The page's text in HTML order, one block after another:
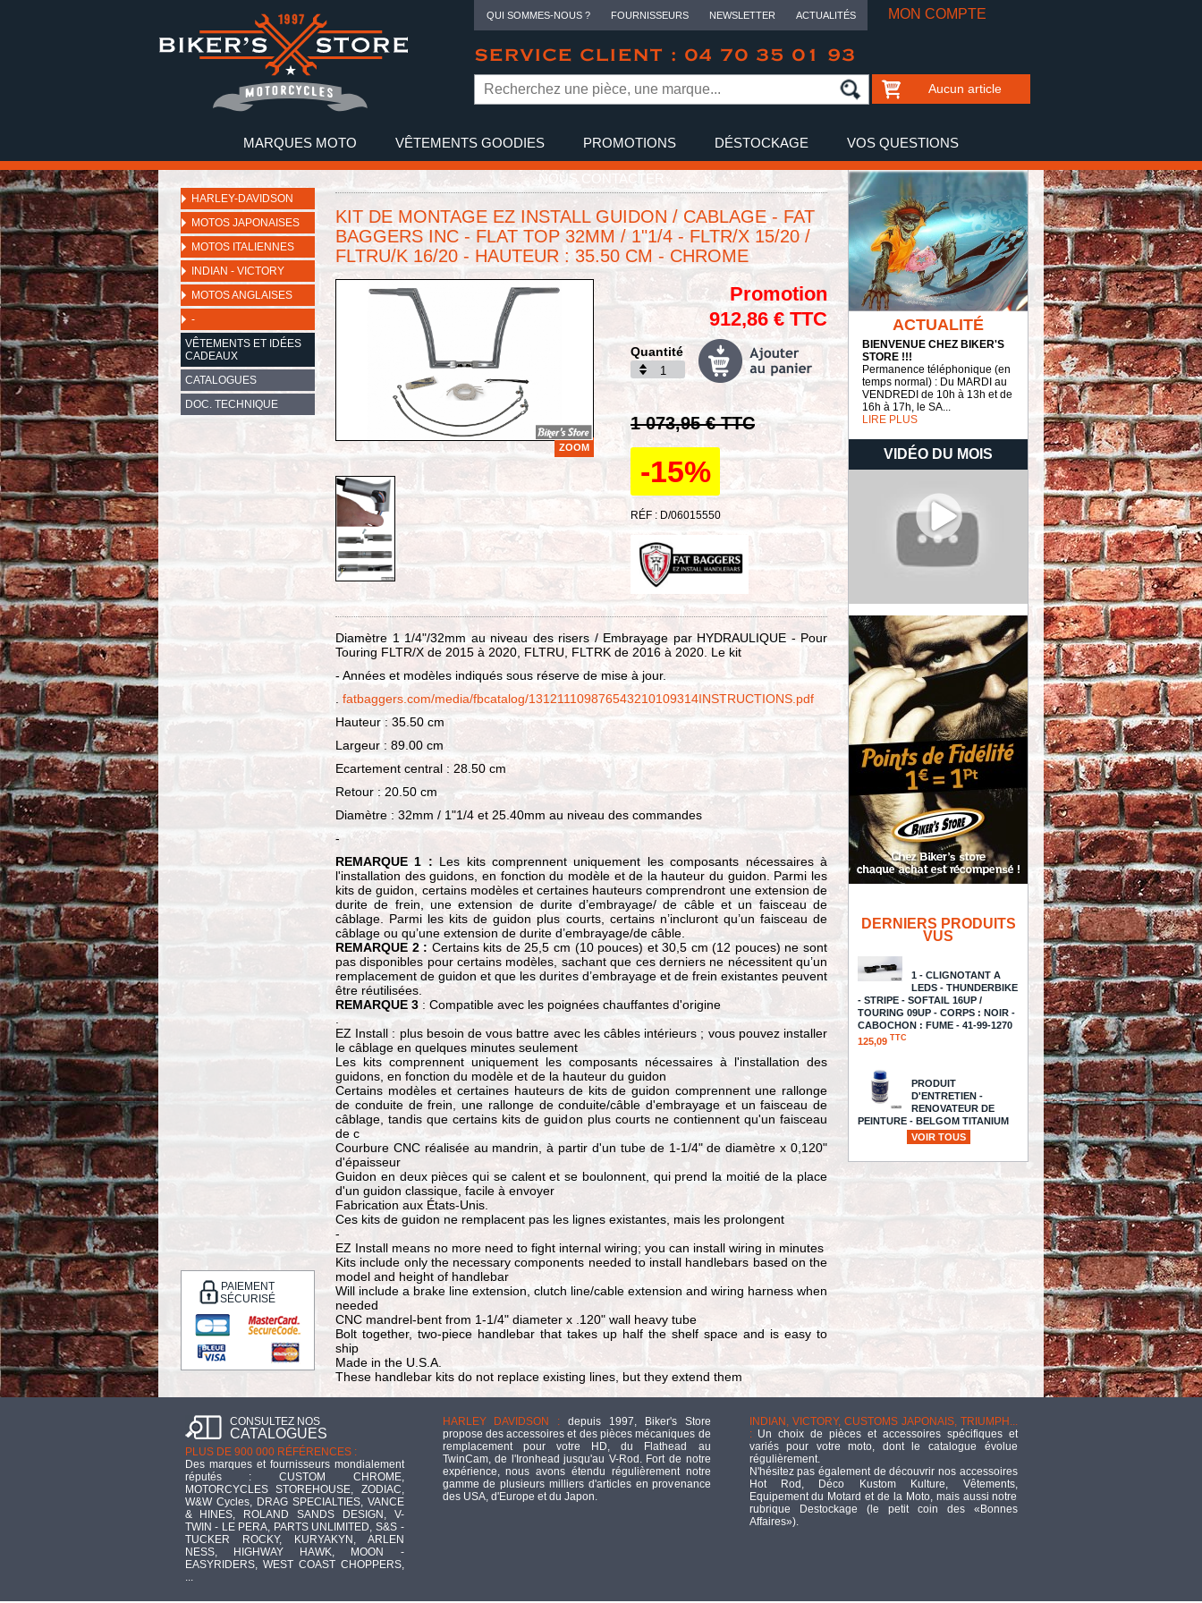
QUI SOMMES-NOUS ? FOURNISSEURS NEWSLETTER ACTUALITÉS MON COMPTE
SERVICE CLIENT : 04 70 35 01 93
Aucun article
MARQUES MOTO VÊTEMENTS GOODIES PROMOTIONS DÉSTOCKAGE VOS QUESTIONS
NOUS CONTACTER
HARLEY-DAVIDSON
MOTOS JAPONAISES
MOTOS ITALIENNES
INDIAN - VICTORY
MOTOS ANGLAISES
-
VÊTEMENTS ET IDÉES
CADEAUX
CATALOGUES
DOC. TECHNIQUE
PAIEMENT
SÉCURISÉ
KIT DE MONTAGE EZ INSTALL GUIDON / CABLAGE - FAT
BAGGERS INC - FLAT TOP 32MM / 1"1/4 - FLTR/X 15/20 /
FLTRU/K 16/20 - HAUTEUR : 35.50 CM - CHROME
ZOOM
Promotion
912,86 € TTC
Quantité
1 073,95 € TTC
-15%
RÉF : D/06015550
Diamètre 1 1/4"/32mm au niveau des risers / Embrayage par HYDRAULIQUE - Pour
Touring FLTR/X de 2015 à 2020, FLTRU, FLTRK de 2016 à 2020. Le kit
- Années et modèles indiqués sous réserve de mise à jour.
. fatbaggers.com/media/fbcatalog/131211109876543210109314INSTRUCTIONS.pdf
Hauteur : 35.50 cm
Largeur : 89.00 cm
Ecartement central : 28.50 cm
Retour : 20.50 cm
Diamètre : 32mm / 1"1/4 et 25.40mm au niveau des commandes
-
REMARQUE 1 : Les kits comprennent uniquement les composants nécessaires à
l'installation des guidons, en fonction du modèle et de la hauteur du guidon. Parmi les
kits de guidon, certains modèles et certaines hauteurs comprendront une extension de
durite de frein, une extension de durite d’embrayage/ de câble et un faisceau de
câblage. Parmi les kits de guidon plus courts, certains n’incluront qu’un faisceau de
câblage ou qu’une extension de durite d’embrayage/de câble.
REMARQUE 2 : Certains kits de 25,5 cm (10 pouces) et 30,5 cm (12 pouces) ne sont
pas disponibles pour certains modèles, sachant que ces derniers ne nécessitent qu’un
remplacement de guidon et que les durites d’embrayage et de frein existantes peuvent
être réutilisées.
REMARQUE 3 : Compatible avec les poignées chauffantes d'origine
.
EZ Install : plus besoin de vous battre avec les câbles intérieurs ; vous pouvez installer
le câblage en quelques minutes seulement
Les kits comprennent uniquement les composants nécessaires à l'installation des
guidons, en fonction du modèle et de la hauteur du guidon
Certains modèles et certaines hauteurs de kits de guidon comprennent une rallonge
de conduite de frein, une rallonge de conduite/câble d'embrayage et un faisceau de
câblage, tandis que certains kits de guidon plus courts ne contiennent qu'un faisceau
de c
Courbure CNC réalisée au mandrin, à partir d'un tube de 1-1/4" de diamètre x 0,120"
d'épaisseur
Guidon en deux pièces qui se calent et se boulonnent, qui prend la moitié de la place
d'un guidon classique, facile à envoyer
Fabrication aux États-Unis.
Ces kits de guidon ne remplacent pas les lignes existantes, mais les prolongent
-
EZ Install means no more need to fight internal wiring; you can install wiring in minutes
Kits include only the necessary components needed to install handlebars based on the
model and height of handlebar
Will include a brake line extension, clutch line/cable extension and wiring harness when
needed
CNC mandrel-bent from 1-1/4" diameter x .120" wall heavy tube
Bolt together, two-piece handlebar that takes up half the shelf space and is easy to
ship
Made in the U.S.A.
These handlebar kits do not replace existing lines, but they extend them
ACTUALITÉ
BIENVENUE CHEZ BIKER'S
STORE !!!
Permanence téléphonique (en
temps normal) : Du MARDI au
VENDREDI de 10h à 13h et de
16h à 17h, le SA...
LIRE PLUS
VIDÉO DU MOIS
DERNIERS PRODUITS
VUS
1 - CLIGNOTANT A
LEDS - THUNDERBIKE
- STRIPE - SOFTAIL 16UP /
TOURING 09UP - CORPS : NOIR -
CABOCHON : FUME - 41-99-1270
125,09 TTC
PRODUIT
D'ENTRETIEN -
RENOVATEUR DE
PEINTURE - BELGOM TITANIUM
PAINT POLISH - 250CC
TRW VARIOFLEX
cap - ORANGE /
TTC
FEU D'EXTRÉMITÉ DE
BREAKOUT 13UP -
FUME - L24-0445MLEDD
133,33TTC
HELMET RAW, STRIPE
ORANGE.XS
216,67TTC
VOIR TOUS
CONSULTEZ NOS
CATALOGUES
PLUS DE 900 000 RÉFÉRENCES :
Des marques et fournisseurs mondialement
réputés : CUSTOM CHROME,
MOTORCYCLES STOREHOUSE, ZODIAC,
W&W Cycles, DRAG SPECIALTIES, VANCE
& HINES, ROLAND SANDS DESIGN, V-
TWIN - LE PERA, PARTS UNLIMITED, S&S -
TUCKER ROCKY, KURYAKYN, ARLEN
NESS, HIGHWAY HAWK, MOON -
EASYRIDERS, WEST COAST CHOPPERS,
...
HARLEY DAVIDSON : depuis 1997, Biker's Store
propose des accessoires et des pièces mécaniques de
remplacement pour votre HD, du Flathead au
TwinCam, de l'Ironhead jusqu'au V-Rod. Fort de notre
expérience, nous avons étendu régulièrement notre
gamme de plusieurs milliers d'articles en provenance
des USA, d'Europe et du Japon.
INDIAN, VICTORY, CUSTOMS JAPONAIS, TRIUMPH...
:Un choix de pièces et accessoires spécifiques et
variés pour votre moto, dont le catalogue évolue
régulièrement.
N'hésitez pas également de découvrir nos accessoires
Hot Rod, Déco Kustom Kulture, Vêtements,
Equipement du Motard et de la Moto, mais aussi notre
rubrique Destockage (le petit coin des «Bonnes
Affaires»).